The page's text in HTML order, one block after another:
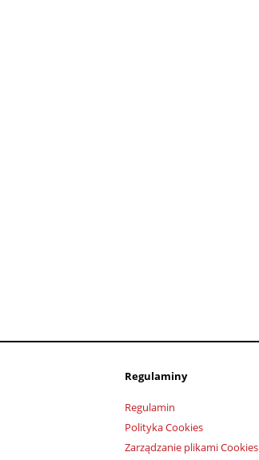
Regulaminy
Regulamin
Polityka Cookies
Zarządzanie plikami Cookies